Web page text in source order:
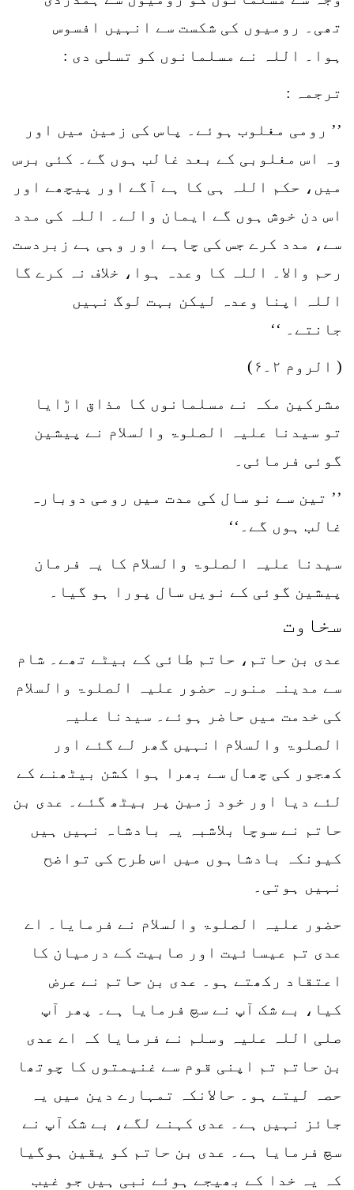
تھی۔ رومیوں کی شکست سے انہیں افسوس
ہوا۔ اللہ نے مسلمانوں کو تسلی دی :
ترجمہ :
’’ رومی مغلوب ہوئے۔ پاس کی زمین میں اور
وہ اس مغلوبی کے بعد غالب ہوں گے۔ کئی برس
میں، حکم اللہ ہی کا ہے آگے اور پیچھے اور
اس دن خوش ہوں گے ایمان والے۔ اللہ کی مدد
سے، مدد کرے جس کی چاہے اور وہی ہے زبردست
رحم والا۔ اللہ کا وعدہ ہوا، خلاف نہ کرے گا
اللہ اپنا وعدہ لیکن بہت لوگ نہیں
جانتے۔ ‘‘
( الروم ۲۔۶)
مشرکین مکہ نے مسلمانوں کا مذاق اڑایا
تو سیدنا علیہ الصلوۃ والسلام نے پیشین
گوئی فرمائی۔
’’ تین سے نو سال کی مدت میں رومی دوبارہ
غالب ہوں گے۔‘‘
سیدنا علیہ الصلوۃ والسلام کا یہ فرمان
پیشین گوئی کے نویں سال پورا ہو گیا۔
سخاوت
عدی بن حاتم، حاتم طائی کے بیٹے تھے۔ شام
سے مدینہ منورہ حضور علیہ الصلوۃ والسلام
کی خدمت میں حاضر ہوئے۔ سیدنا علیہ
الصلوۃ والسلام انہیں گھر لے گئے اور
کھجور کی چھال سے بھرا ہوا کشن بیٹھنے کے
لئے دیا اور خود زمین پر بیٹھ گئے۔ عدی بن
حاتم نے سوچا بلاشبہ یہ بادشاہ نہیں ہیں
کیونکہ بادشاہوں میں اس طرح کی تواضح
نہیں ہوتی۔
حضور علیہ الصلوۃ والسلام نے فرمایا۔ اے
عدی تم عیسائیت اور صابیت کے درمیان کا
اعتقاد رکھتے ہو۔ عدی بن حاتم نے عرض
کیا، بے شک آپ نے سچ فرمایا ہے۔ پھر آپ
صلی اللہ علیہ وسلم نے فرمایا کہ اے عدی
بن حاتم تم اپنی قوم سے غنیمتوں کا چوتھا
حصہ لیتے ہو۔ حالانکہ تمہارے دین میں یہ
جائز نہیں ہے۔ عدی کہنے لگے، بے شک آپ نے
سچ فرمایا ہے۔ عدی بن حاتم کو یقین ہوگیا
کہ یہ خدا کے بھیجے ہوئے نبی ہیں جو غیب